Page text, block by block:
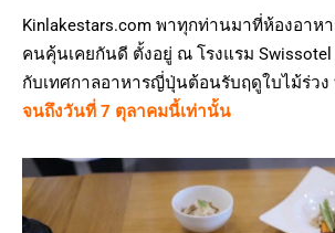
Kinlakestars.com พาทุกท่านมาที่ห้องอาห
คนคุ้นเคยกันดี ตั้งอยู่ ณ โรงแรม Swissotel
กับเทศกาลอาหารญี่ปุ่นต้อนรับฤดูใบไม้ร่ว
จนถึงวันที่ 7 ตุลาคมนี้เท่านั้น